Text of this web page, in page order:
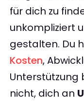
für dich zu
unkompliziert
gestalten. Du
Kosten,
Unterstützung
nicht, dich an